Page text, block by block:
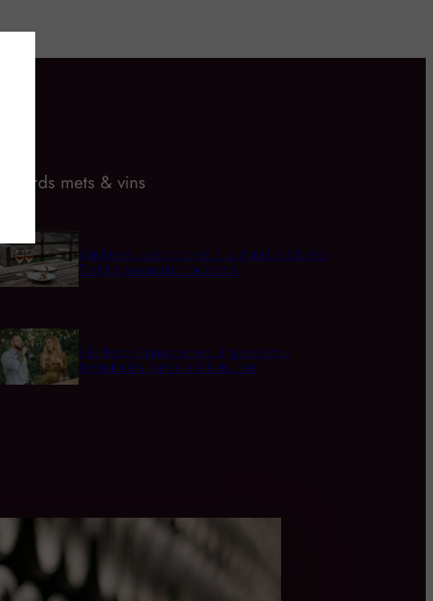
Accords mets & vins
Quel rosé boire cet été ? Le grand guide des
5 styles, moments et accords
L’Horloge Champenoise : Apprendre à
Déguster les Bulles au Fil du Jour